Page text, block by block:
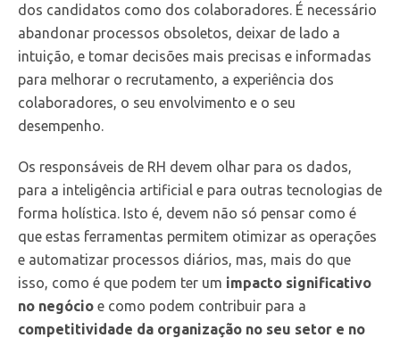
dos candidatos como dos colaboradores. É necessário
abandonar processos obsoletos, deixar de lado a
intuição, e tomar decisões mais precisas e informadas
para melhorar o recrutamento, a experiência dos
colaboradores, o seu envolvimento e o seu
desempenho.
Os responsáveis de RH devem olhar para os dados,
para a inteligência artificial e para outras tecnologias de
forma holística. Isto é, devem não só pensar como é
que estas ferramentas permitem otimizar as operações
e automatizar processos diários, mas, mais do que
isso, como é que podem ter um impacto significativo
no negócio e como podem contribuir para a
competitividade da organização no seu setor e no